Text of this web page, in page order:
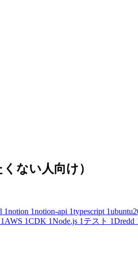
ない人向け）
1notion 1notion-api 1typescript 1
1 AWS 1CDK 1Node.js 1 テスト 1Dredd